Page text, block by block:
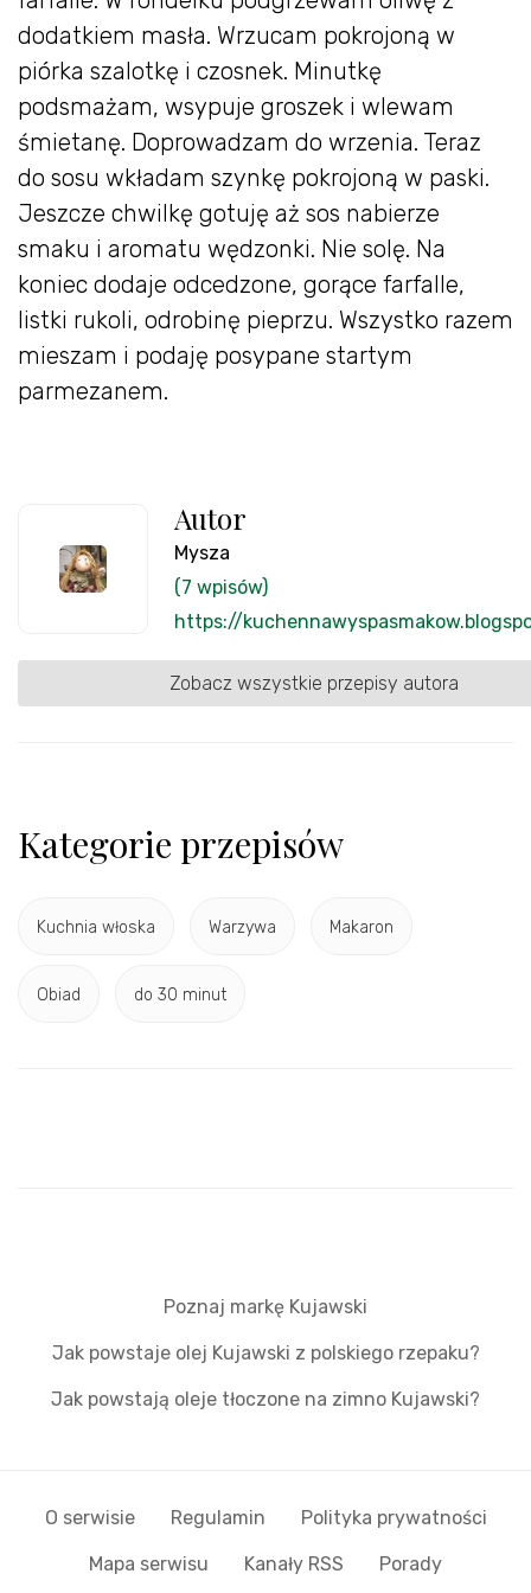
dodatkiem masła. Wrzucam pokrojoną w
piórka szalotkę i czosnek. Minutkę
podsmażam, wsypuje groszek i wlewam
śmietanę. Doprowadzam do wrzenia. Teraz
do sosu wkładam szynkę pokrojoną w paski.
Jeszcze chwilkę gotuję aż sos nabierze
smaku i aromatu wędzonki. Nie solę. Na
koniec dodaje odcedzone, gorące farfalle,
listki rukoli, odrobinę pieprzu. Wszystko razem
mieszam i podaję posypane startym
parmezanem.
Autor
Mysza
(7 wpisów)
https://
Zobacz wszystkie przepisy autora
Kategorie przepisów
Kuchnia włoska Warzywa Makaron
Obiad do 30 minut
Poznaj markę Kujawski
Jak powstaje olej Kujawski z polskiego rzepaku?
Jak powstają oleje tłoczone na zimno Kujawski?
O serwisie Regulamin Polityka prywatności
Mapa serwisu Kanały RSS Porady